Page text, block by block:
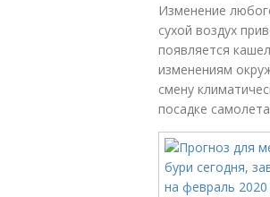
Изменение
сухой воздух
появляется
изменениям
смену
посадке